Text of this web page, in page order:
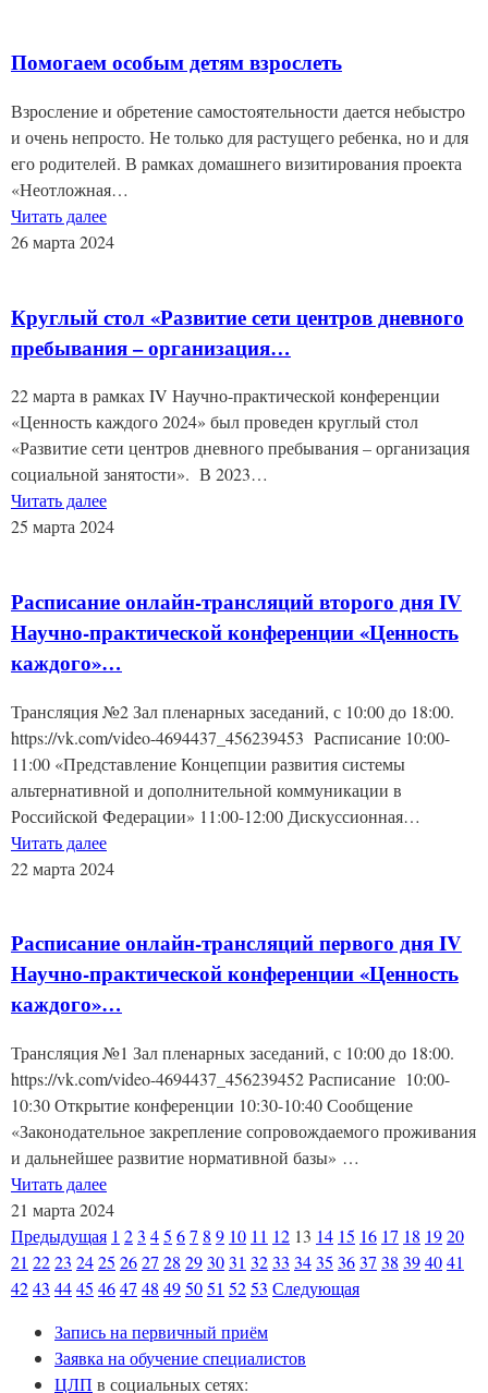
Помогаем особым детям взрослеть
Взросление и обретение самостоятельности дается небыстро
и очень непросто. Не только для растущего ребенка, но и для
его родителей. В рамках домашнего визитирования проекта
«Неотложная…
Читать далее
26 марта 2024
Круглый стол «Развитие сети центров дневного
пребывания – организация…
22 марта в рамках IV Научно-практической конференции
«Ценность каждого 2024» был проведен круглый стол
«Развитие сети центров дневного пребывания – организация
социальной занятости». В 2023…
Читать далее
25 марта 2024
Расписание онлайн-трансляций второго дня IV
Научно-практической конференции «Ценность
каждого»…
Трансляция №2 Зал пленарных заседаний, с 10:00 до 18:00.
https://vk.com/video-4694437_456239453 Расписание 10:00-
11:00 «Представление Концепции развития системы
альтернативной и дополнительной коммуникации в
Российской Федерации» 11:00-12:00 Дискуссионная…
Читать далее
22 марта 2024
Расписание онлайн-трансляций первого дня IV
Научно-практической конференции «Ценность
каждого»…
Трансляция №1 Зал пленарных заседаний, с 10:00 до 18:00.
https://vk.com/video-4694437_456239452 Расписание 10:00-
10:30 Открытие конференции 10:30-10:40 Сообщение
«Законодательное закрепление сопровождаемого проживания
и дальнейшее развитие нормативной базы» …
Читать далее
21 марта 2024
Предыдущая 1 23 45 67 8 9 10 11 12 13 14 15 16 17 18 1920
21 2223 2425 2627 28 293031 3233 3435 3637 38 394041
4243 4445 4647 48 495051 5253 Следующая
Запись на первичный приём
Заявка на обучение специалистов
ЦЛП в социальных сетях: